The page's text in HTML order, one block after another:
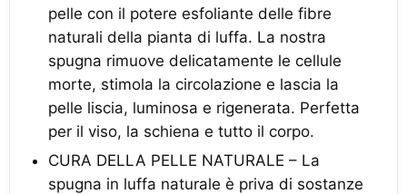
pelle con il potere esfoliante delle fibre
naturali della pianta di luffa. La nostra
spugna rimuove delicatamente le cellule
morte, stimola la circolazione e lascia la
pelle liscia, luminosa e rigenerata. Perfetta
per il viso, la schiena e tutto il corpo.
CURA DELLA PELLE NATURALE – La
spugna in luffa naturale è priva di sostanze